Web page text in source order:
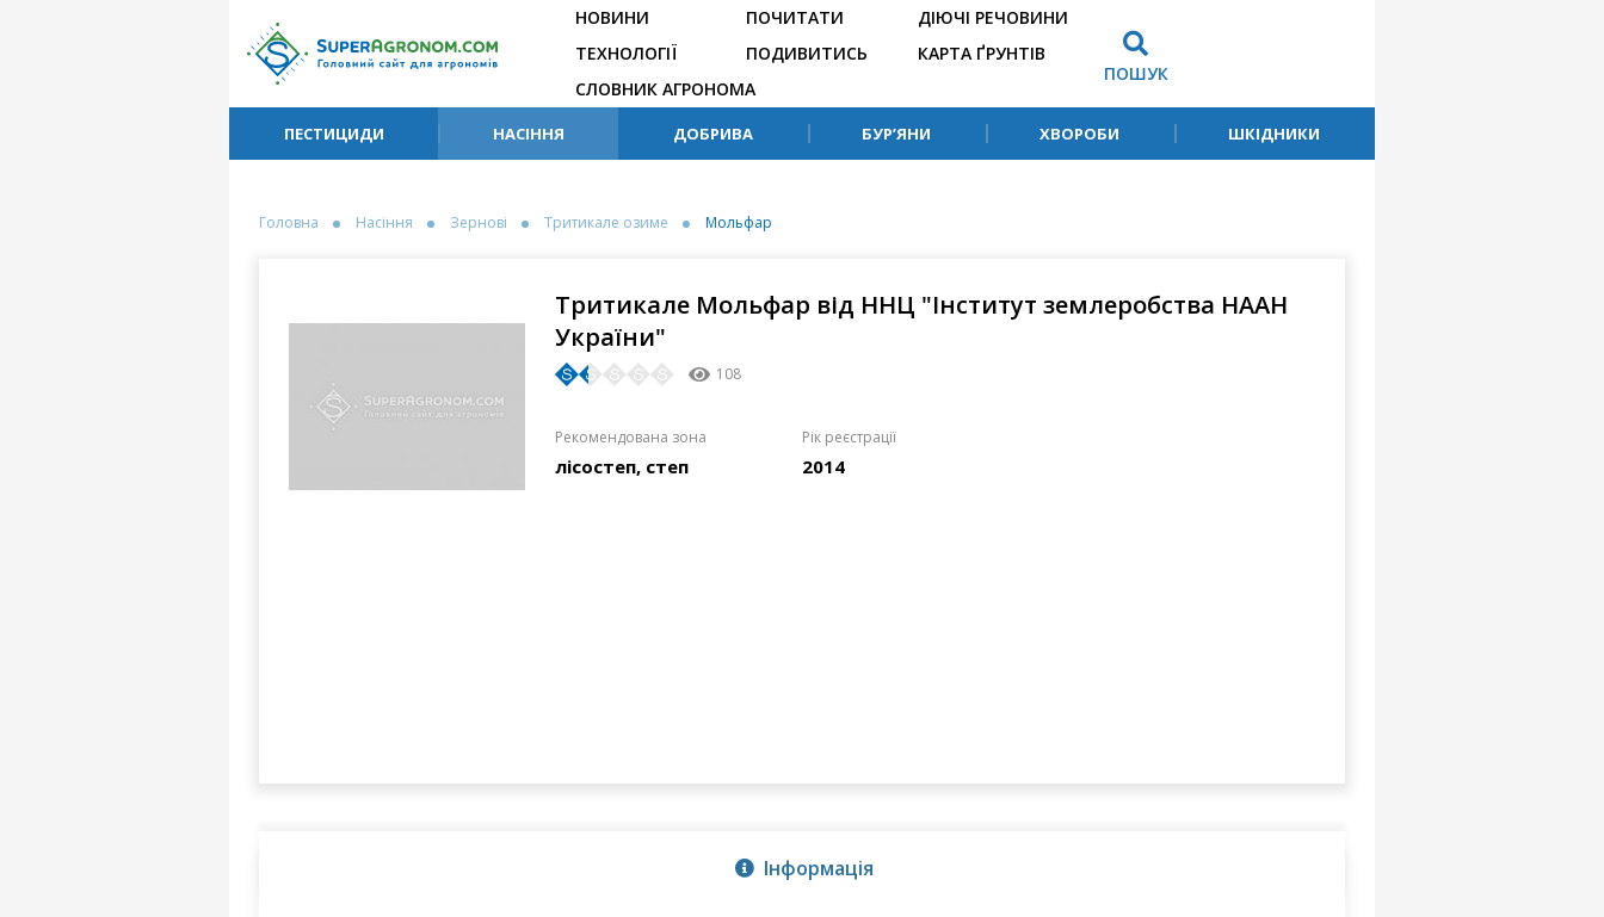
НОВИНИ
ТЕХНОЛОГІЇ
ПОЧИТАТИ
ПОДИВИТИСЬ
ДІЮЧІ РЕЧОВИНИ
КАРТА ҐРУНТІВ
СЛОВНИК АГРОНОМА
ПОШУК
ПЕСТИЦИДИ НАСІННЯ ДОБРИВА БУР’ЯНИ ХВОРОБИ ШКІДНИКИ
Головна Насіння Зернові Тритикале озиме Мольфар
Тритикале Мольфар від ННЦ "Інститут землеробства НААН
України"
108
Рекомендована зона
лісостеп, степ
Рік реєстрації
2014
Інформація